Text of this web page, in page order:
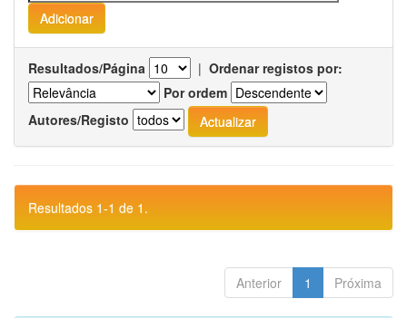
Resultados/Página | Ordenar registos por:
Por ordem
Autores/Registo
Resultados 1-1 de 1.
Anterior 1 Próxima